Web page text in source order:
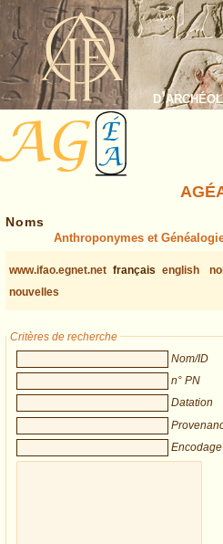
Noms
Anthroponymes et
www.ifao.egnet.net français english
nouvelles
Critères de recherche
Nom/ID
n° PN
Datation